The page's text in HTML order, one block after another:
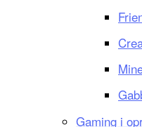
Gaming i